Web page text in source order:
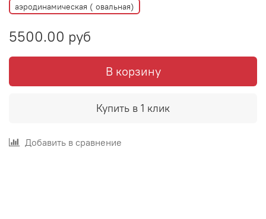
аэродинамическая ( овальная)
5500.00 руб
В корзину
Купить в 1 клик
Добавить в сравнение